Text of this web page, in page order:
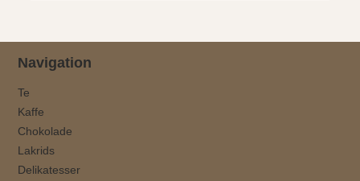
Navigation
Te
Kaffe
Chokolade
Lakrids
Delikatesser